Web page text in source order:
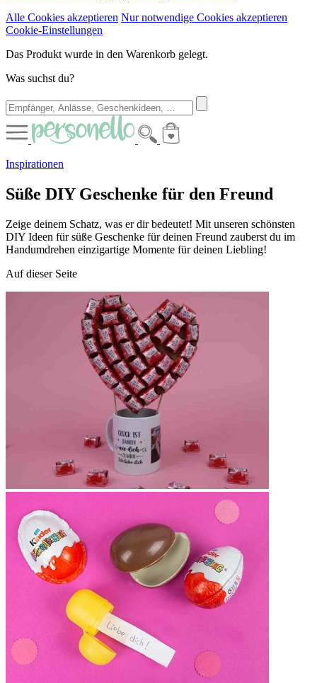
Alle Cookies akzeptieren Nur notwendige Cookies akzeptieren
Cookie-Einstellungen
Das Produkt wurde in den Warenkorb gelegt.
Was suchst du?
Inspirationen
Süße DIY Geschenke für den Freund
Zeige deinem Schatz, was er dir bedeutet! Mit unseren schönsten
DIY Ideen für süße Geschenke für deinen Freund zauberst du im
Handumdrehen einzigartige Momente für deinen Liebling!
Auf dieser Seite